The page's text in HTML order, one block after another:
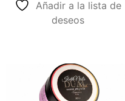
Añadir a la lista de
deseos